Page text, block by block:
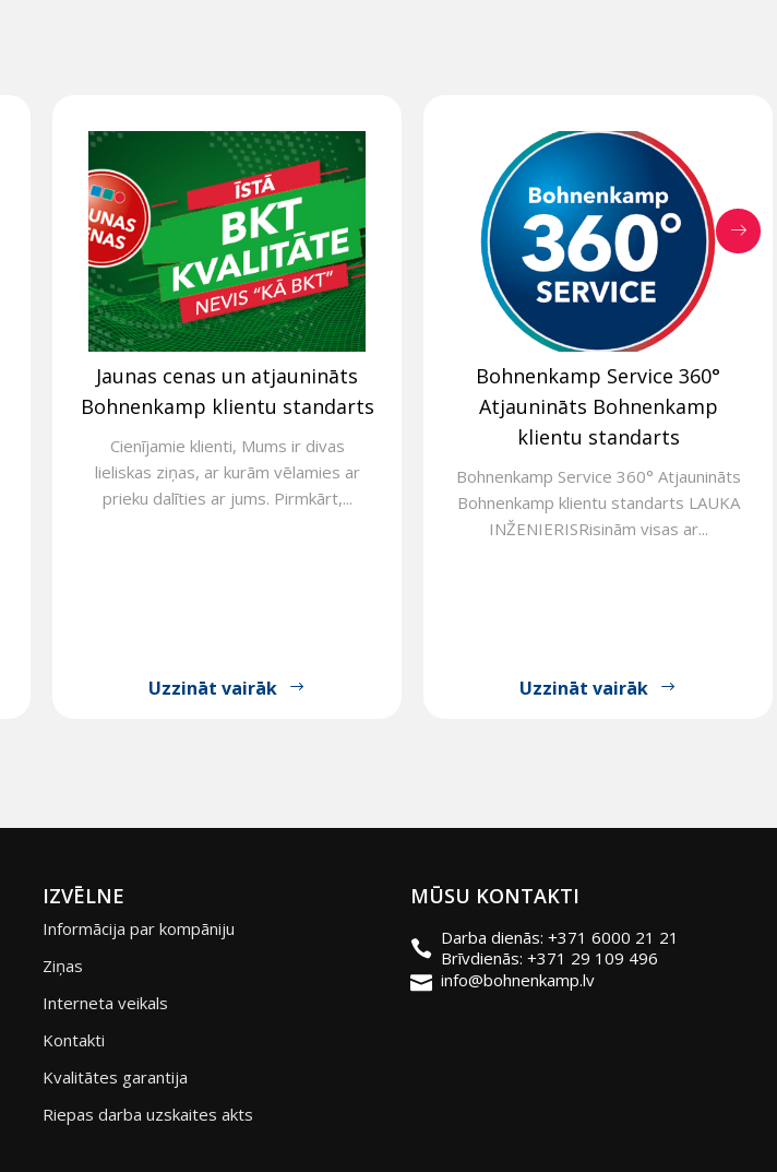
Jaunas cenas un atjaunināts
Bohnenkamp klientu standarts
Cienījamie klienti, Mums ir divas
lieliskas ziņas, ar kurām vēlamies ar
prieku dalīties ar jums. Pirmkārt,...
Uzzināt vairāk
Bohnenkamp Service 360°
Atjaunināts Bohnenkamp
klientu standarts
Bohnenkamp Service 360° Atjaunināts
Bohnenkamp klientu standarts LAUKA
INŽENIERISRisinām visas ar...
Uzzināt vairāk
IZVĒLNE
Informācija par kompāniju
Ziņas
Interneta veikals
Kontakti
Kvalitātes garantija
Riepas darba uzskaites akts
MŪSU KONTAKTI
Darba dienās: +371 6000 21 21
Brīvdienās: +371 29 109 496
info@bohnenkamp.lv